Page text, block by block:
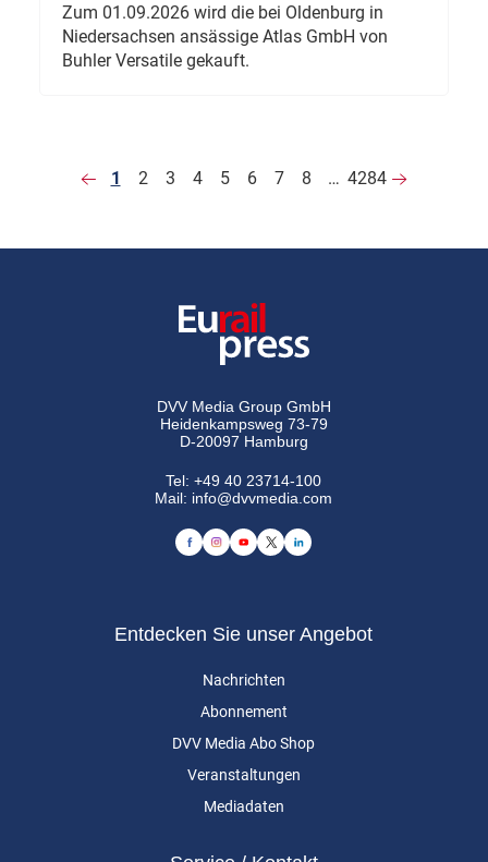
Zum 01.09.2026 wird die bei Oldenburg in
Niedersachsen ansässige Atlas GmbH von
Buhler Versatile gekauft.
1 2 3 4 5 6 7 8 … 4284
DVV Media Group GmbH
Heidenkampsweg 73-79
D-20097 Hamburg
Tel:+49 40 23714-100
Mail: info@dvvmedia.com
Entdecken Sie unser Angebot
Nachrichten
Abonnement
DVV Media Abo Shop
Veranstaltungen
Mediadaten